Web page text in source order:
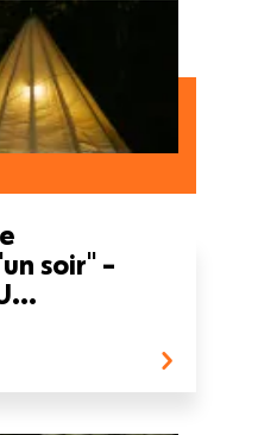
soir" -